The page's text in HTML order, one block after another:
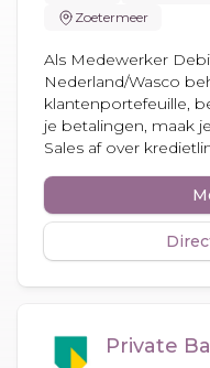
Zoetermeer
Als Medewerker
Nederland/Wasco
klantenportefeuille,
je betalingen, maak
Sales af over
Private